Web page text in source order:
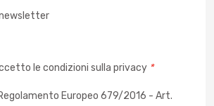
le condizioni sulla privacy *
Europeo 679/2016 - Art.